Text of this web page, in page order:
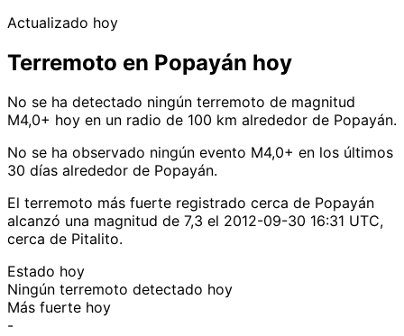
Actualizado hoy
Terremoto en Popayán hoy
No se ha detectado ningún terremoto de magnitud
M4,0+ hoy en un radio de 100 km alrededor de Popayán.
No se ha observado ningún evento M4,0+ en los últimos
30 días alrededor de Popayán.
El terremoto más fuerte registrado cerca de Popayán
alcanzó una magnitud de 7,3 el 2012-09-30 16:31 UTC,
cerca de Pitalito.
Estado hoy
Ningún terremoto detectado hoy
Más fuerte hoy
-